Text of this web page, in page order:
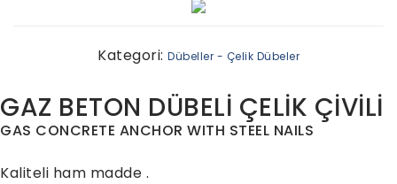
Kategori: Dübeller - Çelik Dübeler
GAZ BETON DÜBELİ ÇELİK ÇİVİLİ
GAS CONCRETE ANCHOR WITH STEEL NAILS
Kaliteli ham madde .